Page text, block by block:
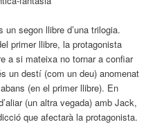
un segon llibre d’una trilogia.
primer llibre, la protagonista
a si mateixa no tornar a confiar
un destí (com un deu) anomenat
(en el primer llibre). En
(un altra vegada) amb Jack,
que afectarà la protagonista.